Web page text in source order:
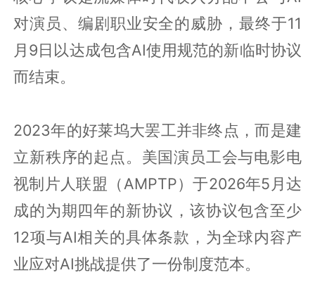
对演员、编剧职业安全的威胁，最终于11
月9日以达成包含AI使用规范的新临时协议
而结束。
2023年的好莱坞大罢工并非终点，而是建
立新秩序的起点。美国演员工会与电影电
视制片人联盟（AMPTP）于2026年5月达
成的为期四年的新协议，该协议包含至少
12项与AI相关的具体条款，为全球内容产
业应对AI挑战提供了一份制度范本。